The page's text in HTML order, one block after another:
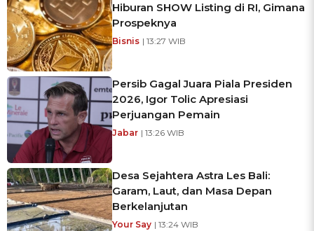
Hiburan SHOW Listing di RI, Gimana
Prospeknya
Bisnis | 13:27 WIB
Persib Gagal Juara Piala Presiden
2026, Igor Tolic Apresiasi
Perjuangan Pemain
Jabar | 13:26 WIB
Desa Sejahtera Astra Les Bali:
Garam, Laut, dan Masa Depan
Berkelanjutan
Your Say | 13:24 WIB